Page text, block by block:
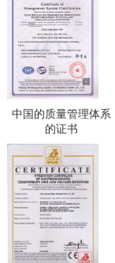
中国的质量管理体系
的证书